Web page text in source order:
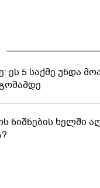
ეს 5 საქმე უნდა
ნიშნების ხელში